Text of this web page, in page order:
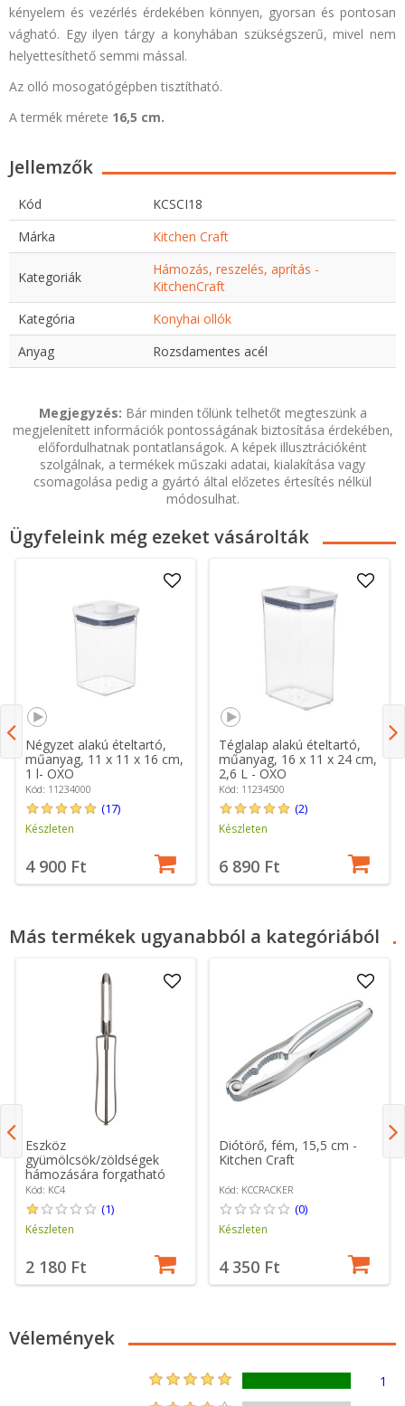
kényelem és vezérlés érdekében könnyen, gyorsan és pontosan
vágható. Egy ilyen tárgy a konyhában szükségszerű, mivel nem
helyettesíthető semmi mással.
Az olló mosogatógépben tisztítható.
A termék mérete 16,5 cm.
Jellemzők
Kód
KCSCI18
Márka
Kitchen Craft
Kategoriák
Hámozás, reszelés, aprítás -
KitchenCraft
Kategória
Konyhai ollók
Anyag
Rozsdamentes acél
Megjegyzés: Bár minden tőlünk telhetőt megteszünk a
megjelenített információk pontosságának biztosítása érdekében,
előfordulhatnak pontatlanságok. A képek illusztrációként
szolgálnak, a termékek műszaki adatai, kialakítása vagy
csomagolása pedig a gyártó által előzetes értesítés nélkül
módosulhat.
Ügyfeleink még ezeket vásárolták
Négyzet alakú ételtartó,
műanyag, 11 x 11 x 16 cm,
1 l- OXO
Kód: 11234000
(17)
Készleten
4 900 Ft
Téglalap alakú ételtartó,
műanyag, 16 x 11 x 24 cm,
2,6 L - OXO
Kód: 11234500
(2)
Készleten
6 890 Ft
Más termékek ugyanabból a kategóriából
Eszköz
gyümölcsök/zöldségek
hámozására forgatható
pengével - a Kitchen
Crafttól
Kód: KC4
(1)
Készleten
2 180 Ft
Diótörő, fém, 15,5 cm -
Kitchen Craft
Kód: KCCRACKER
(0)
Készleten
4 350 Ft
Vélemények
1